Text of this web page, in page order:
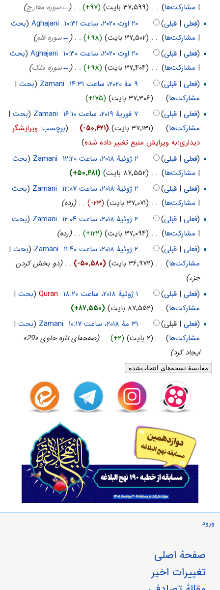
| مشارکت‌ها)
. . (۳۷٬۵۹۹ بایت) (+۹۷)‏
. .
(
←سوره معارج)
(فعلی| قبلی)
‏
Aghajani
(بحث
| مشارکت‌ها)
. . (۳۷٬۵۰۲ بایت) (+۹۸)‏
. .
(
←سوره قلم)
(فعلی| قبلی)
‏
Aghajani
(بحث
| مشارکت‌ها)
. . (۳۷٬۴۰۴ بایت) (+۹۸)‏
. .
(
←سوره ملک)
(فعلی| قبلی)
‏
Zamani
(بحث|
مشارکت‌ها)
. . (۳۷٬۳۰۶ بایت)
(+۱۷۵)
(فعلی| قبلی)
‏
Zamani
(بحث|
مشارکت‌ها)
. . (۳۷٬۱۳۱ بایت) (-۵۰٬۴۲۱) . .
(برچسب: ویرایشگر
دیداریːبه ویرایش منبع تغییر داده شده
)
(فعلی| قبلی)
‏
Zamani
(بحث
| مشارکت‌ها)
. . (۸۷٬۵۵۲ بایت)
(+۵۰٬۴۸۱)
(فعلی| قبلی)
‏
Zamani
(بحث
| مشارکت‌ها)
. . (۳۷٬۰۷۱ بایت) (-۲۳)‏
. . (رده)
(فعلی| قبلی)
‏
Zamani
(بحث
| مشارکت‌ها)
. . (۳۷٬۰۹۴ بایت) (+۱۲۲)‏
. . (رده)
(فعلی| قبلی)
‏
Zamani
(بحث|
مشارکت‌ها)
. . (۳۶٬۹۷۲ بایت) (-۵۰٬۵۸۰) . . (دو بخش کردن
جزء)
(فعلی| قبلی)
‏
Quran
(بحث|
مشارکت‌ها)
. . (۸۷٬۵۵۲ بایت)
(+۸۷٬۵۵۰)
(فعلی| قبلی) ‏
Zamani
(بحث|
مشارکت‌ها)
. . (۲ بایت) (+۲)‏
. .
(صفحه‌ای تازه حاوی «29»
ایجاد کرد)
ورود
صفحهٔ اصلی
تغییرات اخیر